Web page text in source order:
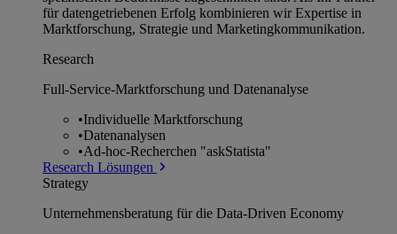
für datengetriebenen Erfolg kombinieren wir Expertise in
Marktforschung, Strategie und Marketingkommunikation.
Research
Full-Service-Marktforschung und Datenanalyse
•Individuelle Marktforschung
•Datenanalysen
•Ad-hoc-Recherchen "askStatista"
Research Lösungen
Strategy
Unternehmens­beratung für die Data-Driven Economy